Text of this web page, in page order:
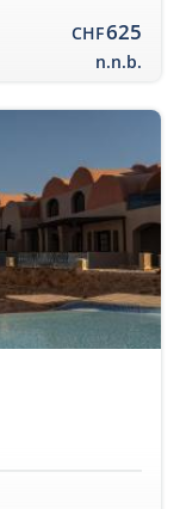
CHF625
n.n.b.